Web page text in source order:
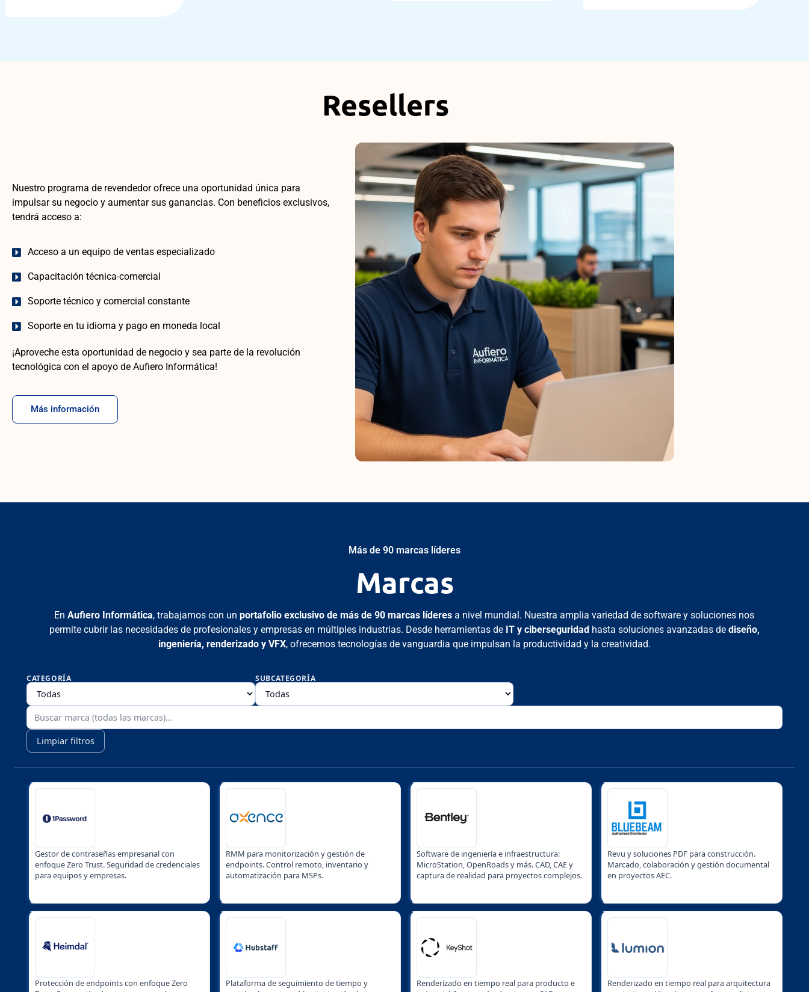
Resellers
Nuestro programa de revendedor ofrece una oportunidad única para
impulsar su negocio y aumentar sus ganancias. Con beneficios exclusivos,
tendrá acceso a:
Acceso a un equipo de ventas especializado
Capacitación técnica-comercial
Soporte técnico y comercial constante
Soporte en tu idioma y pago en moneda local
¡Aproveche esta oportunidad de negocio y sea parte de la revolución
tecnológica con el apoyo de Aufiero Informática!
Más información
Más de 90 marcas líderes
Marcas
EnAufiero Informática, trabajamos con unportafolio exclusivo de más de 90 marcas líderes a nivel mundial. Nuestra amplia variedad de software y soluciones nos
permite cubrir las necesidades de profesionales y empresas en múltiples industrias. Desde herramientas de IT y ciberseguridad hasta soluciones avanzadas de diseño,
ingeniería, renderizado y VFX, ofrecemos tecnologías de vanguardia que impulsan la productividad y la creatividad.
CATEGORÍA SUBCATEGORÍA
Limpiar filtros
Gestor de contraseñas empresarial con
enfoque Zero Trust. Seguridad de credenciales
para equipos y empresas.
RMM para monitorización y gestión de
endpoints. Control remoto, inventario y
automatización para MSPs.
Software de ingeniería e infraestructura:
MicroStation, OpenRoads y más. CAD, CAE y
captura de realidad para proyectos complejos.
Revu y soluciones PDF para construcción.
Marcado, colaboración y gestión documental
en proyectos AEC.
Protección de endpoints con enfoque Zero
Plataforma de seguimiento de tiempo y
Renderizado en tiempo real para producto e
Renderizado en tiempo real para arquitectura